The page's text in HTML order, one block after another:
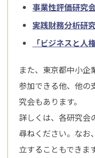
事業性評価研究
実践財務分析研
「ビジネスと人
また、東京都中小企
参加できる他、他の
究会もあります。
詳しくは、各研究会
尋ねください。なお
立することもできま